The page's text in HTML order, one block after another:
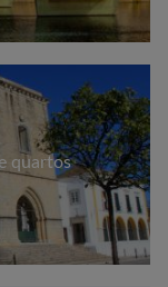
quartos